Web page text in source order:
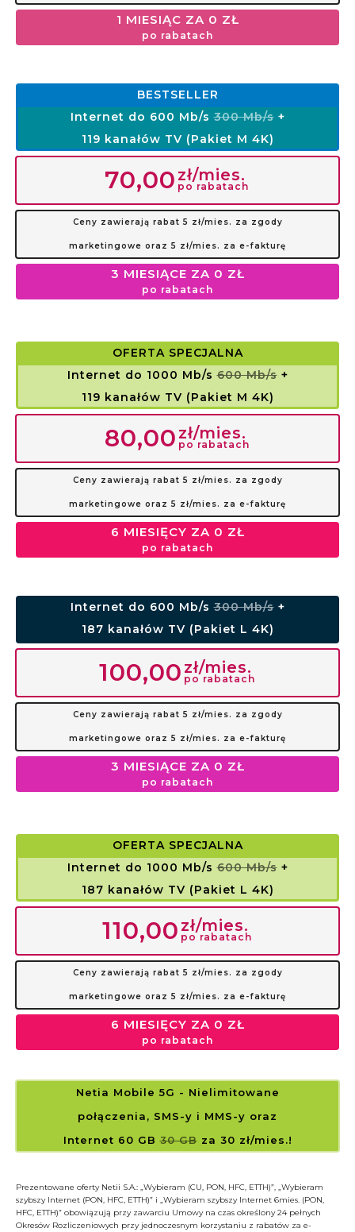
1 MIESIĄC ZA 0 ZŁ
po rabatach
BESTSELLER
Internet do 600 Mb/s300 Mb/s+
119 kanałów TV (Pakiet M 4K)
70,00 zł/mies.
po rabatach
Ceny zawierają rabat 5 zł/mies. za zgody
marketingowe oraz 5 zł/mies. za e-fakturę
3 MIESIĄCE ZA 0 ZŁ
po rabatach
OFERTA SPECJALNA
Internet do 1000 Mb/s600 Mb/s+
119 kanałów TV (Pakiet M 4K)
80,00 zł/mies.
po rabatach
Ceny zawierają rabat 5 zł/mies. za zgody
marketingowe oraz 5 zł/mies. za e-fakturę
6 MIESIĘCY ZA 0 ZŁ
po rabatach
Internet do 600 Mb/s300 Mb/s+
187 kanałów TV (Pakiet L 4K)
100,00 zł/mies.
po rabatach
Ceny zawierają rabat 5 zł/mies. za zgody
marketingowe oraz 5 zł/mies. za e-fakturę
3 MIESIĄCE ZA 0 ZŁ
po rabatach
OFERTA SPECJALNA
Internet do 1000 Mb/s600 Mb/s+
187 kanałów TV (Pakiet L 4K)
110,00 zł/mies.
po rabatach
Ceny zawierają rabat 5 zł/mies. za zgody
marketingowe oraz 5 zł/mies. za e-fakturę
6 MIESIĘCY ZA 0 ZŁ
po rabatach
Netia Mobile 5G - Nielimitowane
połączenia, SMS-y i MMS-y oraz
Internet 60 GB30 GBza 30 zł/mies.!
Prezentowane oferty Netii S.A.: „Wybieram (CU, PON, HFC, ETTH)”, „Wybieram
szybszy Internet (PON, HFC, ETTH)” i „Wybieram szybszy Internet 6mies. (PON,
HFC, ETTH)” obowiązują przy zawarciu Umowy na czas określony 24 pełnych
Okresów Rozliczeniowych przy jednoczesnym korzystaniu z rabatów za e-